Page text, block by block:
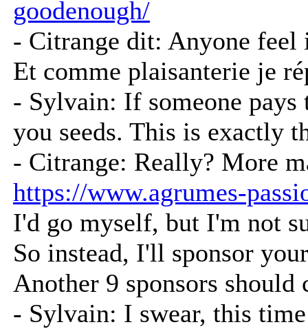
goodenough/
- Citrange dit: Anyone feel
Et comme plaisanterie je
- Sylvain: If someone pays
you seeds. This is exactly
- Citrange: Really? More
https://www.agrumes-
I'd go myself, but I'm not
So instead, I'll sponsor
Another 9 sponsors should
- Sylvain: I swear, this